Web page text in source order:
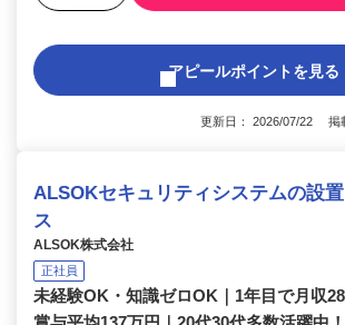
アピールポイントを見る
更新日： 2026/07/22 掲
ALSOKセキュリティシステムの設
ス
ALSOK株式会社
正社員
未経験OK・知識ゼロOK｜1年目で月収28